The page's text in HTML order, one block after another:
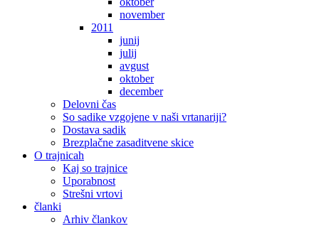
november
2011
junij
julij
avgust
oktober
december
Delovni čas
So sadike vzgojene v naši vrtanariji?
Dostava sadik
Brezplačne zasaditvene skice
O trajnicah
Kaj so trajnice
Uporabnost
Strešni vrtovi
članki
Arhiv člankov